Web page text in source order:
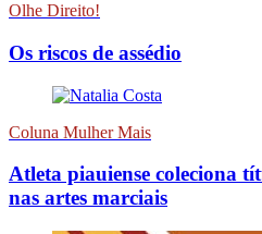
Olhe Direito!
Os riscos de assédio
Coluna Mulher Mais
Atleta piauiense coleciona
nas artes marciais